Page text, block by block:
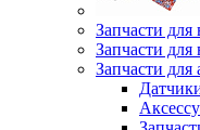
Запчасти
Запчасти для
Запчасти для